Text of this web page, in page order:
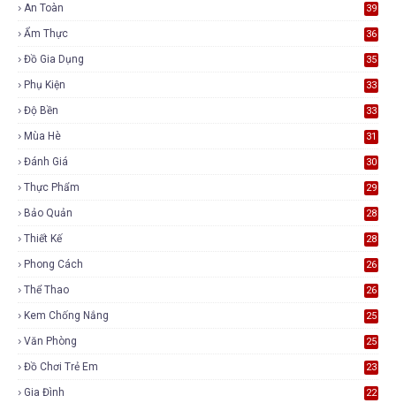
An Toàn 39
Ẩm Thực 36
Đồ Gia Dụng 35
Phụ Kiện 33
Độ Bền 33
Mùa Hè 31
Đánh Giá 30
Thực Phẩm 29
Bảo Quản 28
Thiết Kế 28
Phong Cách 26
Thể Thao 26
Kem Chống Nắng 25
Văn Phòng 25
Đồ Chơi Trẻ Em 23
Gia Đình 22